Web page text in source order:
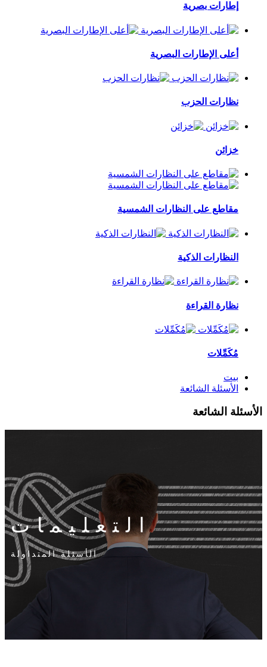
إطارات بصرية
أعلى الإطارات البصرية
نظارات الحزب
خزائن
مقاطع على النظارات الشمسية
النظارات الذكية
نظارة القراءة
مُكَمِّلات
بيت
الأسئلة الشائعة
الأسئلة الشائعة
التعليمات
الأسئلة المتداولة